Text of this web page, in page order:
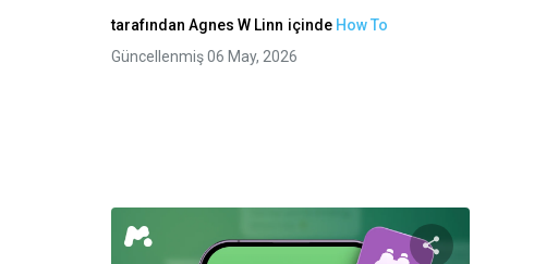
tarafındanAgnes W Linn içinde How To
Güncellenmiş 06 May, 2026